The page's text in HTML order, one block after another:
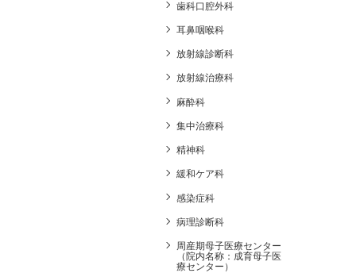
歯科口腔外科
耳鼻咽喉科
放射線診断科
放射線治療科
麻酔科
集中治療科
精神科
緩和ケア科
感染症科
病理診断科
周産期母子医療センター
（院内名称：成育母子医
療センター）